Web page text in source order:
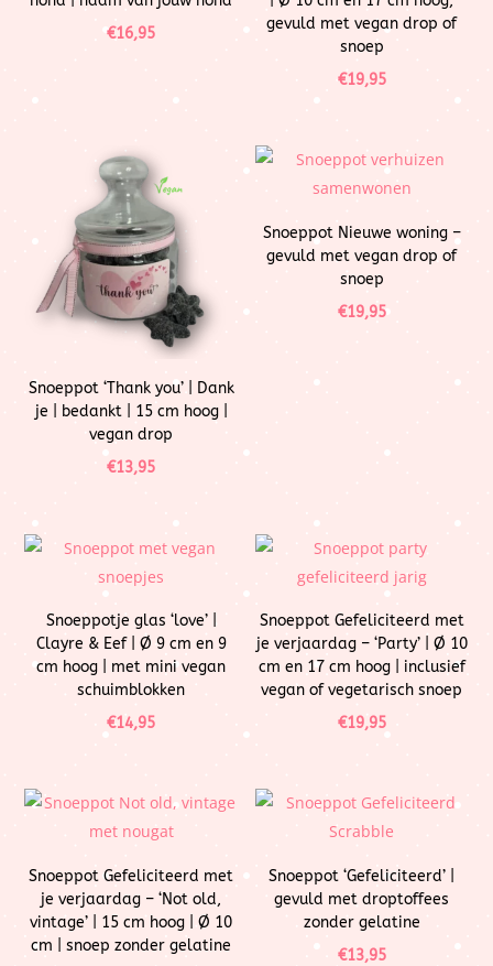
€16,95
gevuld met vegan drop of
snoep
€19,95
Snoeppot ‘Thank you’ | Dank
je | bedankt | 15 cm hoog |
vegan drop
€13,95
Snoeppot Nieuwe woning –
gevuld met vegan drop of
snoep
€19,95
Snoeppotje glas ‘love’ |
Clayre & Eef | Ø 9 cm en 9
cm hoog | met mini vegan
schuimblokken
€14,95
Snoeppot Gefeliciteerd met
je verjaardag – ‘Party’ | Ø 10
cm en 17 cm hoog | inclusief
vegan of vegetarisch snoep
€19,95
Snoeppot Gefeliciteerd met
je verjaardag – ‘Not old,
vintage’ | 15 cm hoog | Ø 10
cm | snoep zonder gelatine
Snoeppot ‘Gefeliciteerd’ |
gevuld met droptoffees
zonder gelatine
€13,95